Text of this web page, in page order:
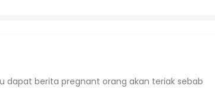
dapat berita pregnant orang akan teriak sebab